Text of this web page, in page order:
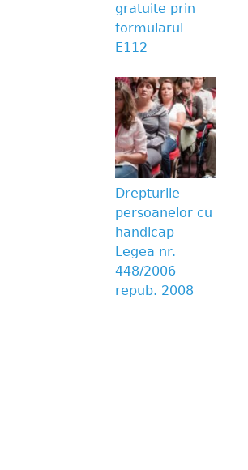
gratuite prin
formularul
E112
Drepturile
persoanelor cu
handicap -
Legea nr.
448/2006
repub. 2008